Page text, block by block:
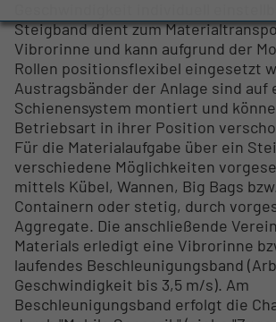
Steigband dient zum
Vibrorinne und kann aufgrund der
Rollen positionsflexibel eingesetzt
Austragsbänder der Anlage sind auf
Schienensystem montiert und
Betriebsart in ihrer Position
Für die Materialaufgabe über ein
verschiedene Möglichkeiten
mittels Kübel, Wannen, Big Bags
Containern oder stetig, durch
Aggregate. Die anschließende
Materials erledigt eine Vibrorinne
laufendes Beschleunigungsband
Geschwindigkeit bis 3,5 m/s). Am
Beschleunigungsband erfolgt die